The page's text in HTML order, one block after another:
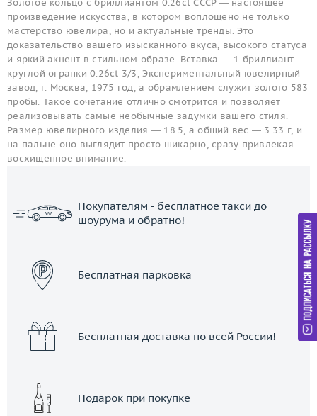
Золотое кольцо с бриллиантом 0.26ct СССР — настоящее
произведение искусства, в котором воплощено не только
мастерство ювелира, но и актуальные тренды. Это
доказательство вашего изысканного вкуса, высокого статуса
и яркий акцент в стильном образе. Вставка — 1 бриллиант
круглой огранки 0.26ct 3/3, Экспериментальный ювелирный
завод, г. Москва, 1975 год, а обрамлением служит золото 583
пробы. Такое сочетание отлично смотрится и позволяет
реализовывать самые необычные задумки вашего стиля.
Размер ювелирного изделия — 18.5, а общий вес — 3.33 г, и
на пальце оно выглядит просто шикарно, сразу привлекая
восхищенное внимание.
Покупателям - бесплатное такси до
шоурума и обратно!
Бесплатная парковка
Бесплатная доставка по всей России!
Подарок при покупке